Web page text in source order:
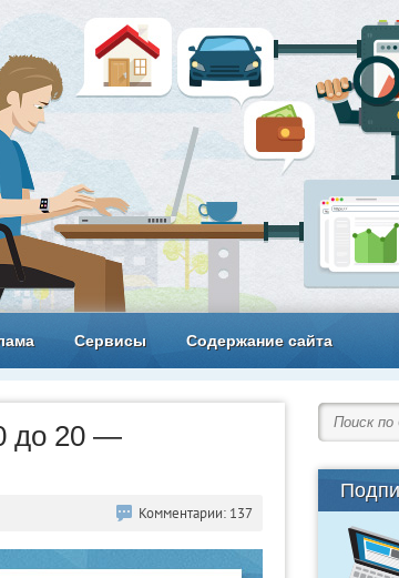
Сервисы Содержание сайта
до 20 —
Комментарии: 137